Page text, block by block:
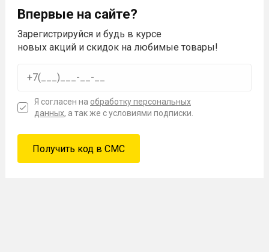
Впервые на сайте?
Зарегистрируйся и будь в курсе
новых акций и скидок на любимые товары!
Я согласен на обработку персональных
данных, а так же с условиями подписки.